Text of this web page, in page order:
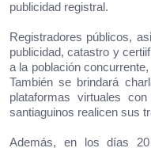
publicidad registral.
Registradores públicos,
publicidad, catastro y
a la población
También se brindará
plataformas virtuales
santiaguinos realicen sus
Además, en los días